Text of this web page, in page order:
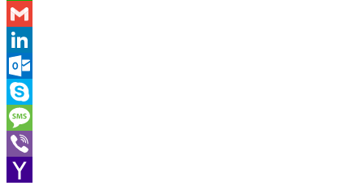
WhatsApp
Gmail
LinkedIn
Outlook.com
Skype
Message
Viber